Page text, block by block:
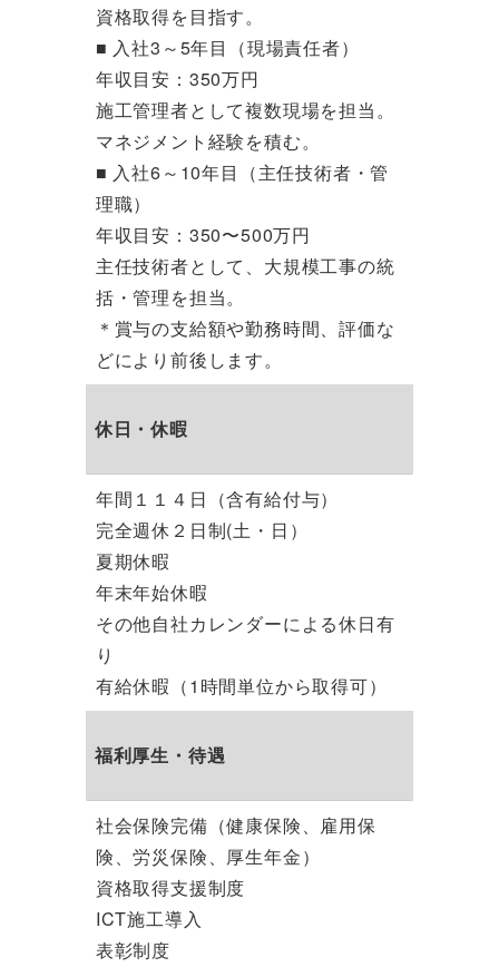
資格取得を目指す。
■ 入社3～5年目（現場責任者）
年収目安：350万円
施工管理者として複数現場を担当。
マネジメント経験を積む。
■ 入社6～10年目（主任技術者・管
理職）
年収目安：350〜500万円
主任技術者として、大規模工事の統
括・管理を担当。
＊賞与の支給額や勤務時間、評価な
どにより前後します。
休日・休暇
年間１１４日（含有給付与）
完全週休２日制(土・日）
夏期休暇
年末年始休暇
その他自社カレンダーによる休日有
り
有給休暇（1時間単位から取得可）
福利厚生・待遇
社会保険完備（健康保険、雇用保
険、労災保険、厚生年金）
資格取得支援制度
ICT施工導入
表彰制度